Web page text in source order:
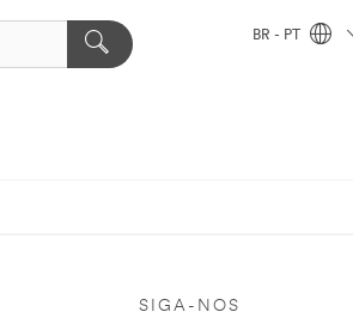
BR - PT
SIGA-NOS